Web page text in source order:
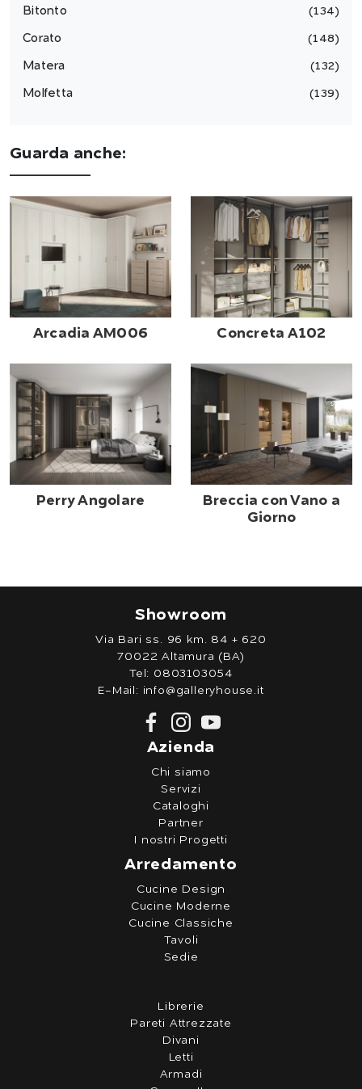
Bitonto 134
Corato 148
Matera 132
Molfetta 139
Guarda anche:
Arcadia AM006 Concreta A102
Perry Angolare
Breccia con Vano a
Giorno
Showroom
Via Bari ss. 96 km. 84 + 620
70022 Altamura (BA)
Tel: 0803103054
E-Mail: info@galleryhouse.it
Azienda
Chi siamo
Servizi
Cataloghi
Partner
I nostri Progetti
Arredamento
Cucine Design
Cucine Moderne
Cucine Classiche
Tavoli
Sedie
Librerie
Pareti Attrezzate
Divani
Letti
Armadi